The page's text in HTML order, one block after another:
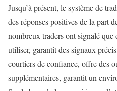
Jusqu’à présent, le système de
des réponses positives de la part
nombreux traders ont signalé
utiliser, garantit des signaux
courtiers de confiance, offre des
supplémentaires, garantit un